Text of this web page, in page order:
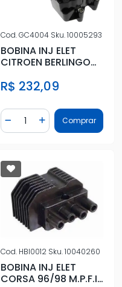
Cod.GC4004 Sku.10005293
BOBINA INJ ELET
CITROEN BERLINGO
XSARA
R$ 232,09
Diminuir Quantidade
Quantidade
AdicionarComprar
Cod. HBI0012 Sku.10040260
BOBINA INJ ELET
CORSA 96/98 M.P.F.I